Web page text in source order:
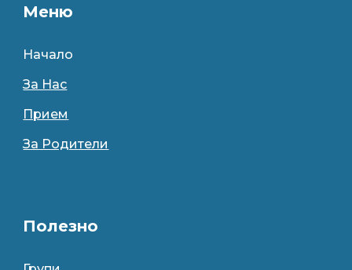
Меню
Начало
За Нас
Прием
За Родители
Полезно